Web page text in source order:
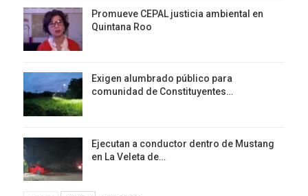
Promueve CEPAL justicia ambiental en
Quintana Roo
Exigen alumbrado público para
comunidad de Constituyentes…
Ejecutan a conductor dentro de Mustang
en La Veleta de…